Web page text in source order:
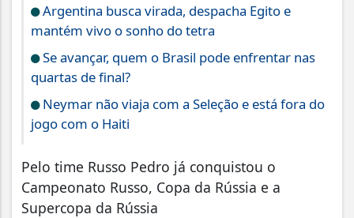
Argentina busca virada, despacha Egito e
mantém vivo o sonho do tetra
Se avançar, quem o Brasil pode enfrentar nas
quartas de final?
Neymar não viaja com a Seleção e está fora do
jogo com o Haiti
Pelo time Russo Pedro já conquistou o
Campeonato Russo, Copa da Rússia e a
Supercopa da Rússia